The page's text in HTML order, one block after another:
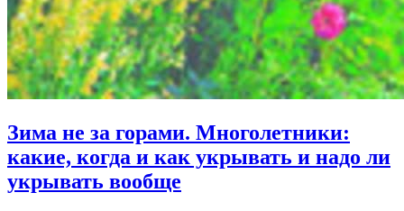
Зима не за горами. Многолетники:
какие, когда и как укрывать и надо ли
укрывать вообще